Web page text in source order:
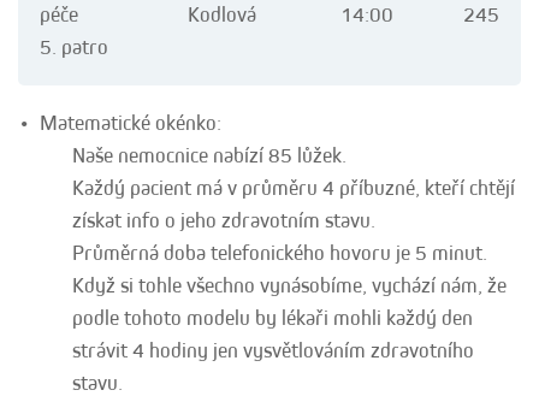
péče
5. patro
Kodlová
14:00
245
Matematické okénko:
Naše nemocnice nabízí 85 lůžek.
Každý pacient má v průměru 4 příbuzné, kteří chtějí
získat info o jeho zdravotním stavu.
Průměrná doba telefonického hovoru je 5 minut.
Když si tohle všechno vynásobíme, vychází nám, že
podle tohoto modelu by lékaři mohli každý den
strávit 4 hodiny jen vysvětlováním zdravotního
stavu.